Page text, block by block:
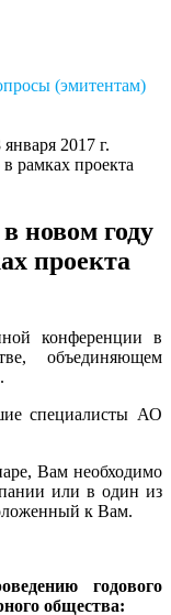
(эмитентам)
января 2017 г.
рамках проекта
новом году
проекта
конференции в
объединяющем
специалисты АО
Вам необходимо
или в один из
к Вам.
годового
общества: